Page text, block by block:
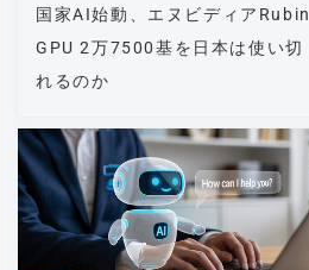
国家AI始動、エヌビディアRubin
GPU 2万7500基を日本は使い切
れるのか